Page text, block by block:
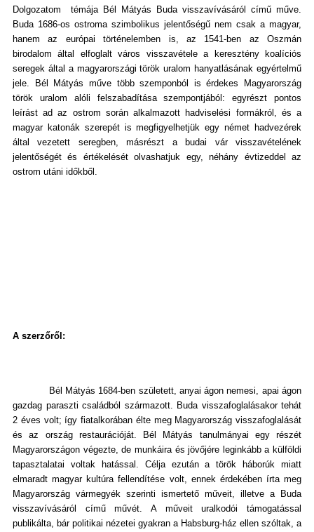
Dolgozatom témája Bél Mátyás Buda visszavívásáról című műve.
Buda 1686-os ostroma szimbolikus jelentőségű nem csak a magyar,
hanem az európai történelemben is, az 1541-ben az Oszmán
birodalom által elfoglalt város visszavétele a keresztény koalíciós
seregek által a magyarországi török uralom hanyatlásának egyértelmű
jele. Bél Mátyás műve több szemponból is érdekes Magyarország
török uralom alóli felszabadítása szempontjából: egyrészt pontos
leírást ad az ostrom során alkalmazott hadviselési formákról, és a
magyar katonák szerepét is megfigyelhetjük egy német hadvezérek
által vezetett seregben, másrészt a budai vár visszavételének
jelentőségét és értékelését olvashatjuk egy, néhány évtizeddel az
ostrom utáni időkből.
A szerzőről:
Bél Mátyás 1684-ben született, anyai ágon nemesi, apai ágon
gazdag paraszti családból származott. Buda visszafoglalásakor tehát
2 éves volt; így fiatalkorában élte meg Magyarország visszafoglalását
és az ország restaurációját. Bél Mátyás tanulmányai egy részét
Magyarországon végezte, de munkáira és jövőjére leginkább a külföldi
tapasztalatai voltak hatással. Célja ezután a török háborúk miatt
elmaradt magyar kultúra fellendítése volt, ennek érdekében írta meg
Magyarország vármegyék szerinti ismertető műveit, illetve a Buda
visszavívásáról című művét. A műveit uralkodói támogatással
publikálta, bár politikai nézetei gyakran a Habsburg-ház ellen szóltak, a